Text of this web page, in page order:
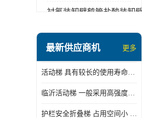
衬氟装卸臂鹤管盐酸装卸臂
顶部装卸车鹤管
液氨液化气鹤管
定量装车系统
最新供应商机 更多
活动梯 具有较长的使用寿命和耐用性 一般采用高强度材料制造
临沂活动梯 一般采用高强度材料制造 可以用于多种不同的任务
护栏安全折叠梯 占用空间小 方便存放和搬运